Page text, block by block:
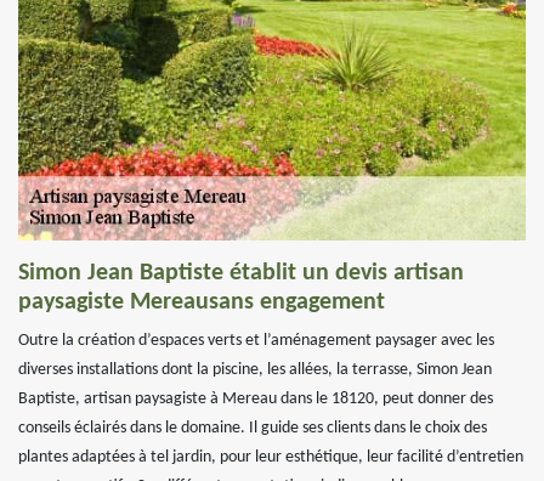
Simon Jean Baptiste établit un devis artisan
paysagiste Mereausans engagement
Outre la création d’espaces verts et l’aménagement paysager avec les
diverses installations dont la piscine, les allées, la terrasse, Simon Jean
Baptiste, artisan paysagiste à Mereau dans le 18120, peut donner des
conseils éclairés dans le domaine. Il guide ses clients dans le choix des
plantes adaptées à tel jardin, pour leur esthétique, leur facilité d’entretien